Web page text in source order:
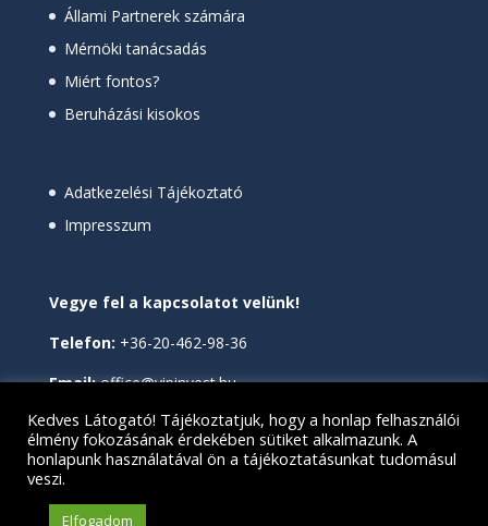
Állami Partnerek számára
Mérnöki tanácsadás
Miért fontos?
Beruházási kisokos
Adatkezelési Tájékoztató
Impresszum
Vegye fel a kapcsolatot velünk!
Telefon: +36-20-462-98-36
Email:office@vipinvest.hu
VI-Partner Invest Kft | Minden jog fenntartva | 2020 |
Kedves Látogató! Tájékoztatjuk, hogy a honlap felhasználói
élmény fokozásának érdekében sütiket alkalmazunk. A
honlapunk használatával ön a tájékoztatásunkat tudomásul
veszi.
Elfogadom